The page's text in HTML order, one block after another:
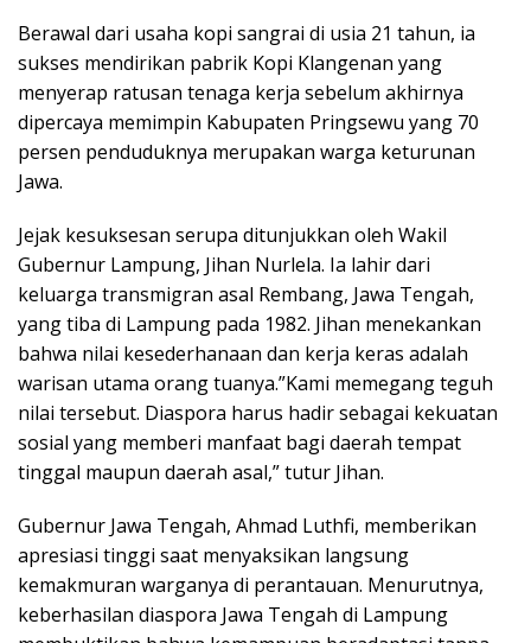
Berawal dari usaha kopi sangrai di usia 21 tahun, ia
sukses mendirikan pabrik Kopi Klangenan yang
menyerap ratusan tenaga kerja sebelum akhirnya
dipercaya memimpin Kabupaten Pringsewu yang 70
persen penduduknya merupakan warga keturunan
Jawa.
Jejak kesuksesan serupa ditunjukkan oleh Wakil
Gubernur Lampung, Jihan Nurlela. Ia lahir dari
keluarga transmigran asal Rembang, Jawa Tengah,
yang tiba di Lampung pada 1982. Jihan menekankan
bahwa nilai kesederhanaan dan kerja keras adalah
warisan utama orang tuanya.”Kami memegang teguh
nilai tersebut. Diaspora harus hadir sebagai kekuatan
sosial yang memberi manfaat bagi daerah tempat
tinggal maupun daerah asal,” tutur Jihan.
Gubernur Jawa Tengah, Ahmad Luthfi, memberikan
apresiasi tinggi saat menyaksikan langsung
kemakmuran warganya di perantauan. Menurutnya,
keberhasilan diaspora Jawa Tengah di Lampung